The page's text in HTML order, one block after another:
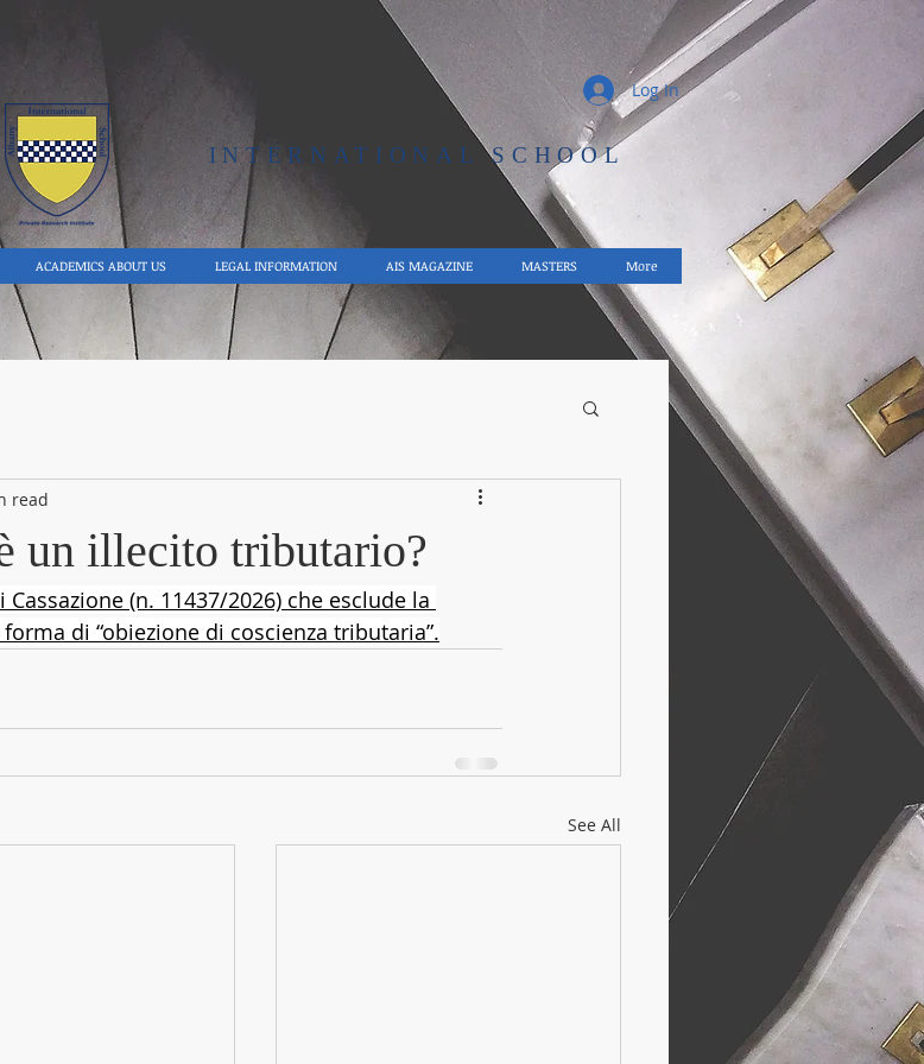
INTERNATIONAL SCHOOL
ACADEMICS ABOUT US LEGAL INFORMATION AIS MAGAZINE MASTERS More
Log In
un illecito tributario?
read
(n. 11437/2026) che esclude la
di “obiezione di coscienza tributaria”.
See All